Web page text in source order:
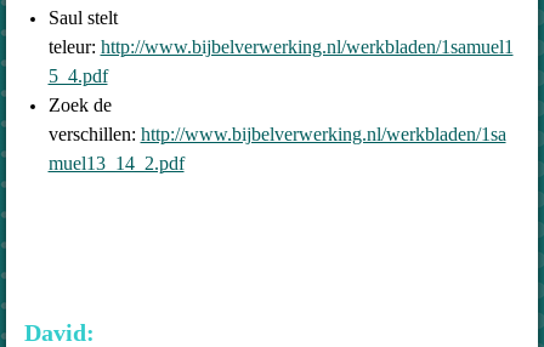
Saul stelt
teleur: http://www.bijbelverwerking.nl/werkbladen/1samuel1
5_4.pdf
Zoek de
verschillen: http://www.bijbelverwerking.nl/werkbladen/1sa
muel13_14_2.pdf
David: